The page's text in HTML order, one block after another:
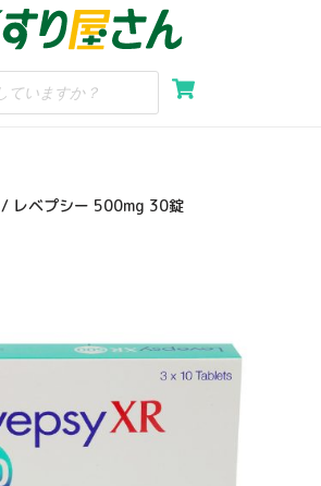
/ レベプシー 500mg 30錠